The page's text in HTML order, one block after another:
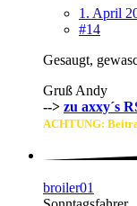
1. April
#14
Gesaugt,
Gruß Andy
--> zu axxy´s
ACHTUNG:
broiler01